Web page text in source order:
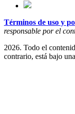
Términos de uso y
responsable por el
2026. Todo el
contrario, está bajo